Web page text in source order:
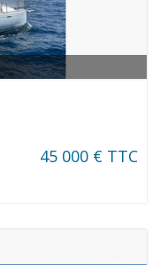
45 000 € TTC